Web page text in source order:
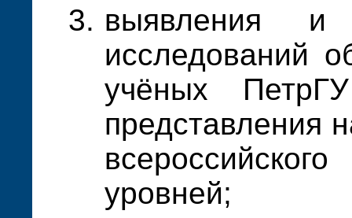
выявления и
исследований
учёных
представления
уровней;